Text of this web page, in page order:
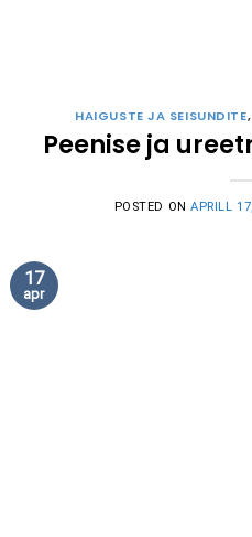
HAIGUSTE JA SEISUNDITE,
Peenise ja
POSTED ONAPRILL
17
apr